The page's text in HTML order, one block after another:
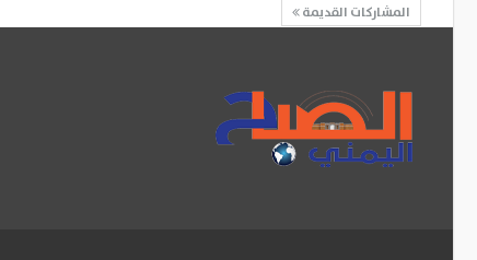
المشاركات القديمة